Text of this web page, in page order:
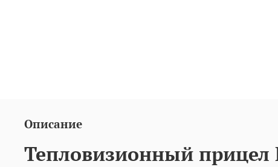
Описание
Тепловизионный прицел